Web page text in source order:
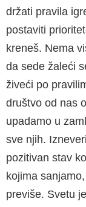
držati pravila
postaviti
kreneš. Nema
da sede žaleći
živeći po
društvo od nas
upadamo u
sve njih.
pozitivan stav
kojima
previše. Svetu